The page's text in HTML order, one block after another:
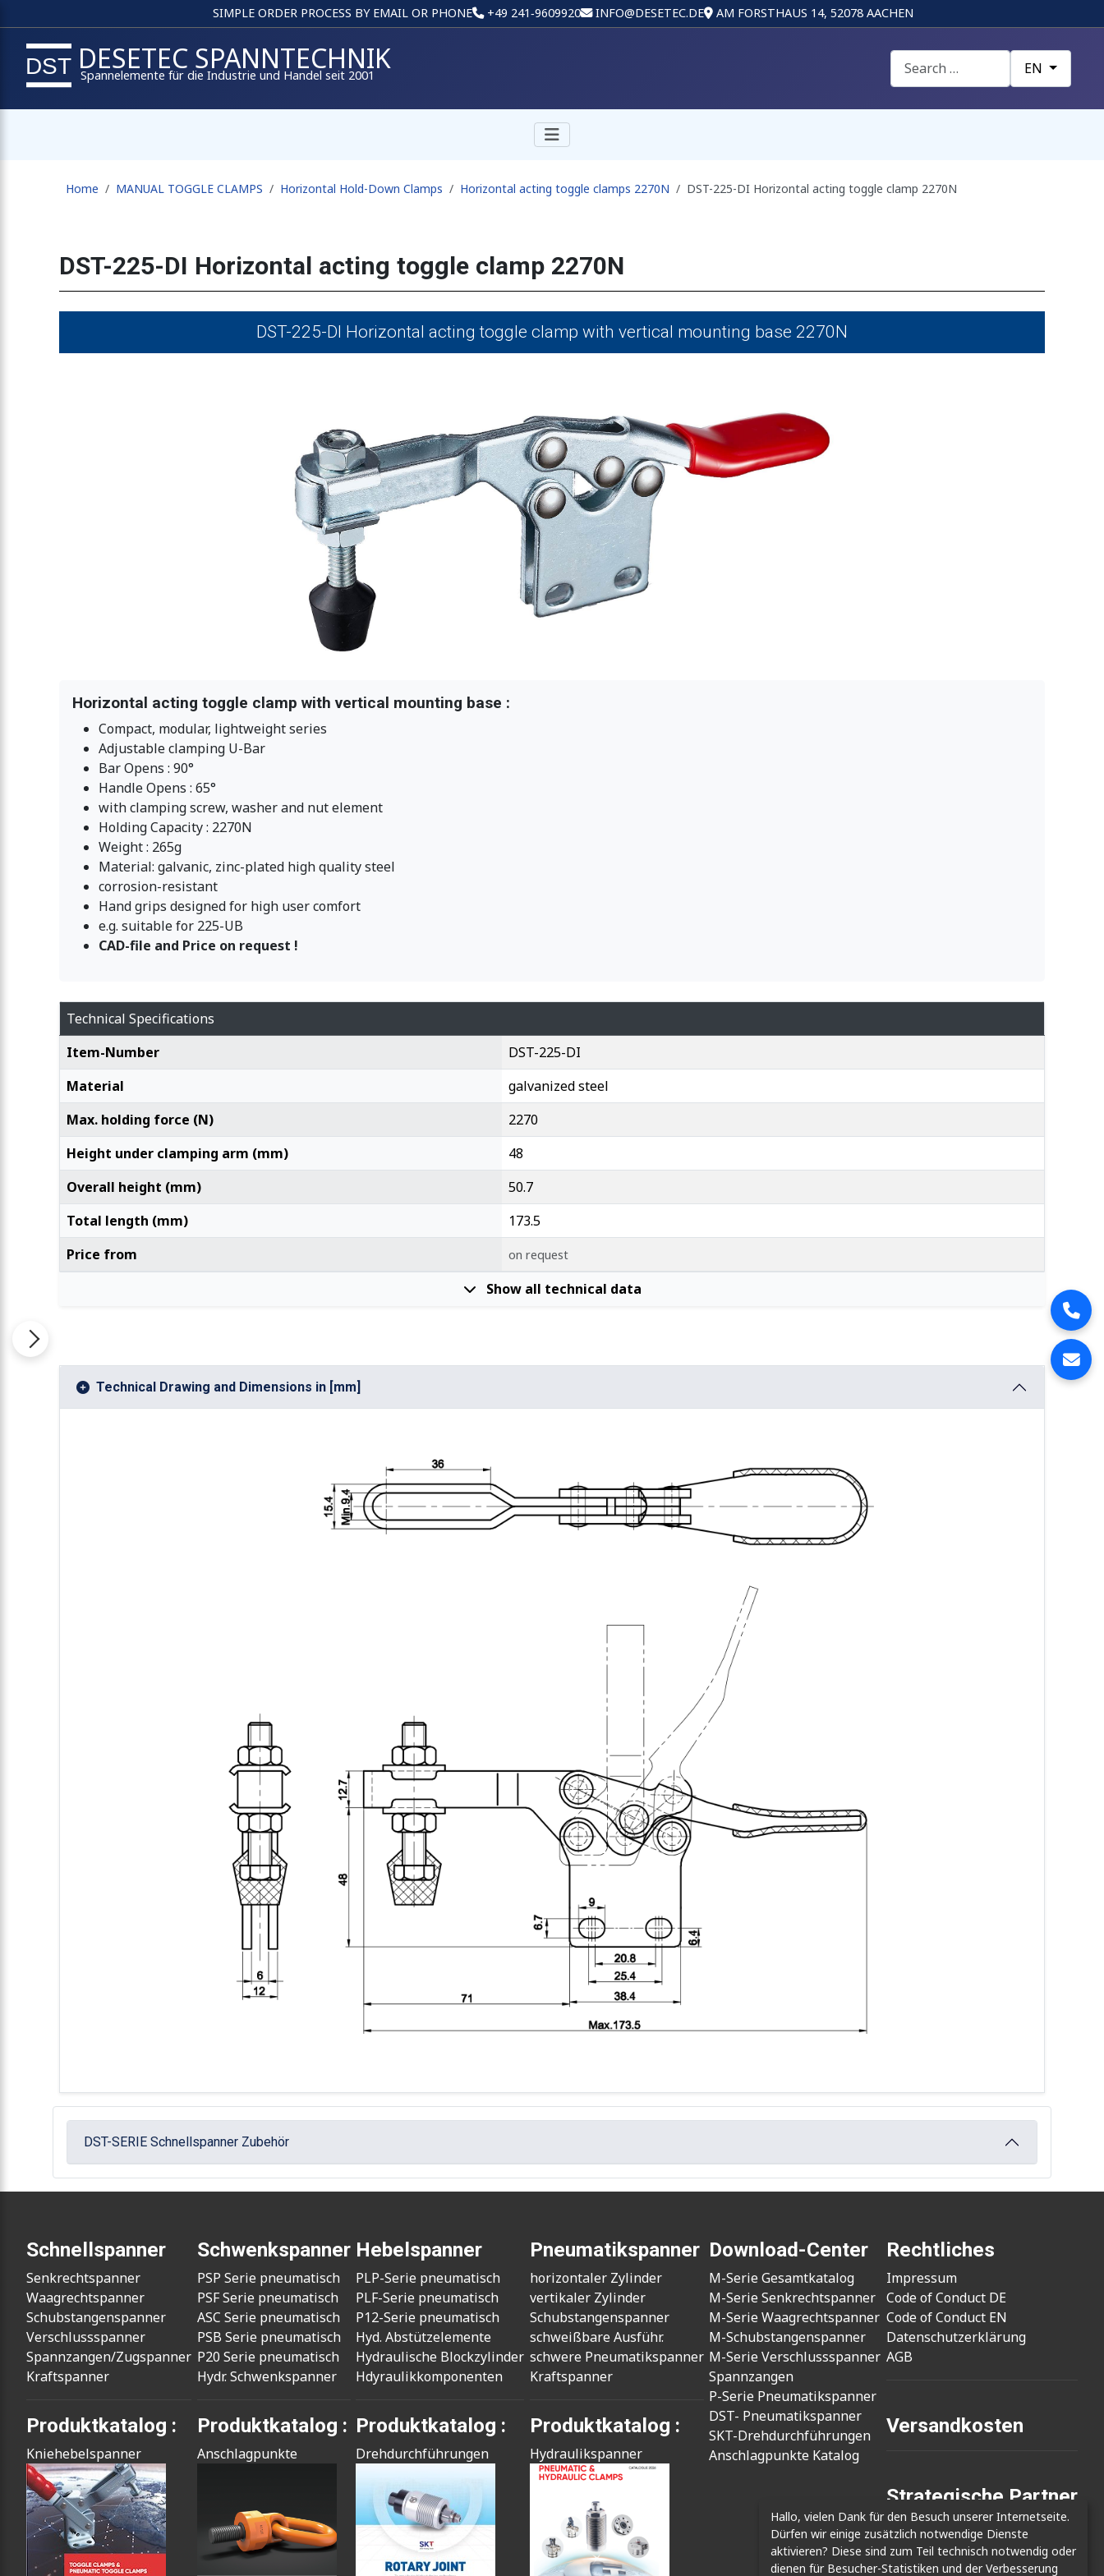
SIMPLE ORDER PROCESS BY EMAIL OR PHONE +49 241‑9609920 INFO@DESETEC.DE AM FORSTHAUS 14, 52078 AACHEN
DESETEC SPANNTECHNIK
Spannelemente für die Industrie und Handel seit 2001
Search Select your
EN
Home MANUAL TOGGLE CLAMPS Horizontal Hold-Down Clamps Horizontal acting toggle clamps 2270N DST-225-DI Horizontal acting toggle clamp 2270N
DST-225-DI Horizontal acting toggle clamp 2270N
DST-225-DI Horizontal acting toggle clamp with vertical mounting base 2270N
Horizontal acting toggle clamp with vertical mounting base :
Compact, modular, lightweight series
Adjustable clamping U-Bar
Bar Opens : 90°
Handle Opens : 65°
with clamping screw, washer and nut element
Holding Capacity : 2270N
Weight : 265g
Material: galvanic, zinc-plated high quality steel
corrosion-resistant
Hand grips designed for high user comfort
e.g. suitable for 225-UB
CAD-file and Price on request !
Technical Specifications
Item-Number
DST-225-DI
Material
galvanized steel
Max. holding force (N)
2270
Height under clamping arm (mm)
48
Overall height (mm)
50.7
Total length (mm)
173.5
Price from
on request
Show all technical data
Technical Drawing and Dimensions in [mm]
DST-SERIE Schnellspanner Zubehör
Schnellspanner
Senkrechtspanner
Waagrechtspanner
Schubstangenspanner
Verschlussspanner
Spannzangen/Zugspanner
Kraftspanner
Produktkatalog :
Kniehebelspanner
Schwenkspanner
PSP Serie pneumatisch
PSF Serie pneumatisch
ASC Serie pneumatisch
PSB Serie pneumatisch
P20 Serie pneumatisch
Hydr. Schwenkspanner
Produktkatalog :
Anschlagpunkte
Hebelspanner
PLP-Serie pneumatisch
PLF-Serie pneumatisch
P12-Serie pneumatisch
Hyd. Abstützelemente
Hydraulische Blockzylinder
Hdyraulikkomponenten
Produktkatalog :
Drehdurchführungen
Pneumatikspanner
horizontaler Zylinder
vertikaler Zylinder
Schubstangenspanner
schweißbare Ausführ.
schwere Pneumatikspanner
Kraftspanner
Produktkatalog :
Hydraulikspanner
Download-Center
M-Serie Gesamtkatalog
M-Serie Senkrechtspanner
M-Serie Waagrechtspanner
M-Schubstangenspanner
M-Serie Verschlussspanner
Spannzangen
P-Serie Pneumatikspanner
DST- Pneumatikspanner
SKT-Drehdurchführungen
Anschlagpunkte Katalog
Rechtliches
Impressum
Code of Conduct DE
Code of Conduct EN
Datenschutzerklärung
AGB
Versandkosten
Strategische Partner
- Cizmak Mak. San.
- Clamptek Enterprise Co., Ltd.
- Shin Kwang Tech
Hallo, vielen Dank für den Besuch unserer Internetseite.
Dürfen wir einige zusätzlich notwendige Dienste
aktivieren? Diese sind zum Teil technisch notwendig oder
dienen für Besucher-Statistiken und der Verbesserung